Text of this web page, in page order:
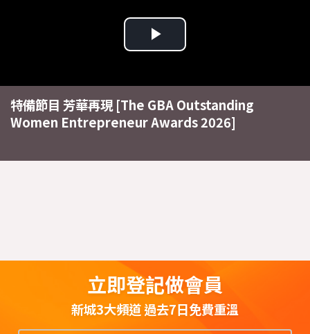
Play
Video
特備節目 芳華再現 [The GBA Outstanding
Women Entrepreneur Awards 2026]
立即登記做會員
新城3大頻道 過去7日免費重溫